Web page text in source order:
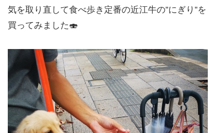
気を取り直して食べ歩き定番の近江牛の”にぎり”を
買ってみました🍣